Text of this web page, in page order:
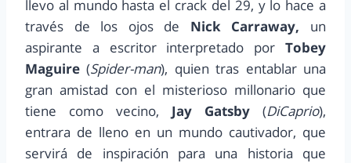
llevo al mundo hasta el crack del 29, y lo hace a
través de los ojos de Nick Carraway, un
aspirante a escritor interpretado por Tobey
Maguire (Spider-man), quien tras entablar una
gran amistad con el misterioso millonario que
tiene como vecino, Jay Gatsby (DiCaprio),
entrara de lleno en un mundo cautivador, que
servirá de inspiración para una historia que